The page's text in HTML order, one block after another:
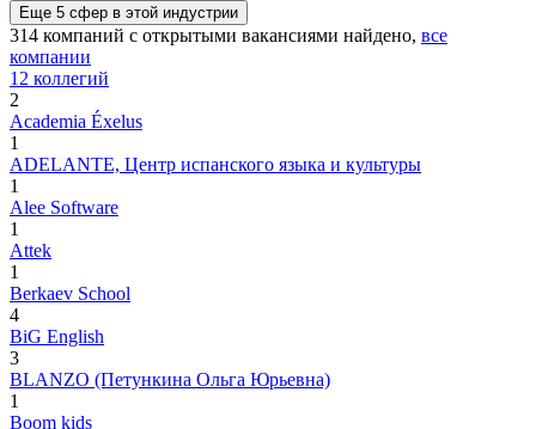
Еще 5 сфер в этой индустрии
314 компаний с открытыми вакансиями найдено, все
компании
12 коллегий
2
Academia Éxelus
1
ADELANTE, Центр испанского языка и культуры
1
Alee Software
1
Attek
1
Berkaev School
4
BiG English
3
BLANZO (Петункина Ольга Юрьевна)
1
Boom kids